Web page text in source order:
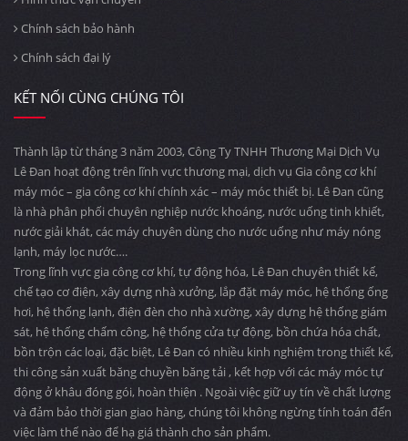
Chính sách bảo hành
Chính sách đại lý
KẾT NỐI CÙNG CHÚNG TÔI
Thành lập từ tháng 3 năm 2003, Công Ty TNHH Thương Mại Dịch Vụ
Lê Đan hoạt động trên lĩnh vực thương mại, dịch vụ Gia công cơ khí
máy móc – gia công cơ khí chính xác – máy móc thiết bị. Lê Đan cũng
là nhà phân phối chuyên nghiệp nước khoáng, nước uống tinh khiết,
nước giải khát, các máy chuyên dùng cho nước uống như máy nóng
lạnh, máy lọc nước….
Trong lĩnh vực gia công cơ khí, tự động hóa, Lê Đan chuyên thiết kế,
chế tạo cơ điện, xây dựng nhà xưởng, lắp đặt máy móc, hệ thống ống
hơi, hệ thống lạnh, điện đèn cho nhà xường, xây dựng hệ thống giám
sát, hệ thống chấm công, hệ thống cửa tự động, bồn chứa hóa chất,
bồn trộn các loại, đặc biệt, Lê Đan có nhiều kinh nghiệm trong thiết kế,
thi công sản xuất băng chuyền băng tải , kết hợp với các máy móc tự
động ở khâu đóng gói, hoàn thiện . Ngoài việc giữ uy tín về chất lượng
và đảm bảo thời gian giao hàng, chúng tôi không ngừng tính toán đến
việc làm thế nào để hạ giá thành cho sản phẩm.